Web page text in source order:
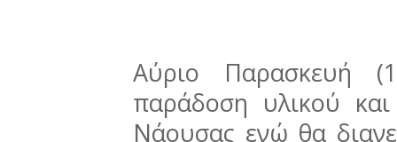
Αύριο Παρασκευή
παράδοση υλικού
Νάουσας ενώ θα